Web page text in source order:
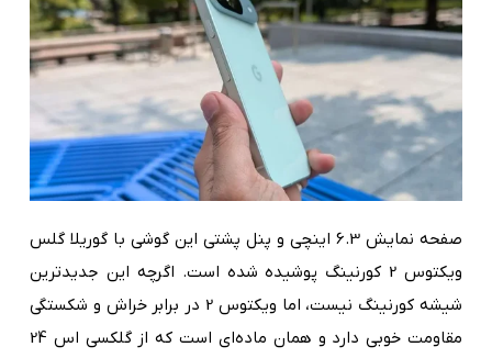
صفحه نمایش 6.3 اینچی و پنل پشتی این گوشی با گوریلا گلس
ویکتوس 2 کورنینگ پوشیده شده است. اگرچه این جدیدترین
شیشه کورنینگ نیست، اما ویکتوس 2 در برابر خراش و شکستگی
مقاومت خوبی دارد و همان ماده‌ای است که از گلکسی اس 24